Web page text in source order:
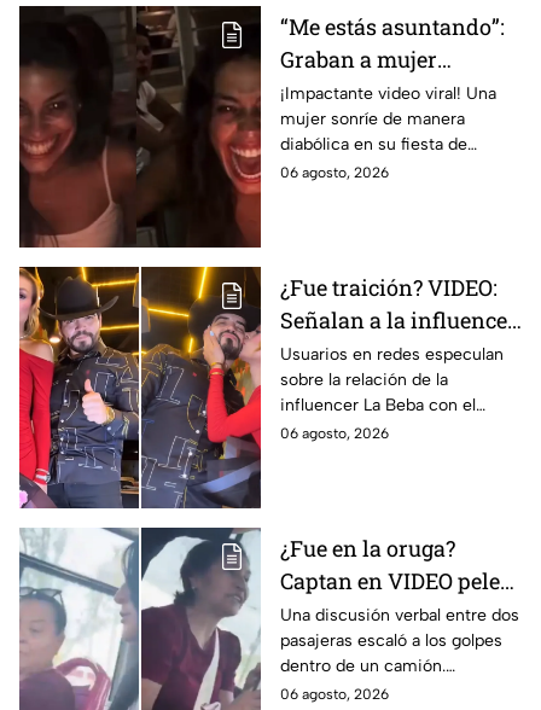
“Me estás asuntando”:
Graban a mujer
SONRIENDO de manera
DIABÓLICA durante su
fiesta de cumpleaños:
VIDEO VIRAL
¡Impactante video viral! Una
mujer sonríe de manera
diabólica en su fiesta de
cumpleaños. ¿Realidad o
06 agosto, 2026
¿Fue traición? VIDEO:
Señalan a la influencer
“La Beba” en redes tras
el as3sinato de César
Gastélum; esto se sabe
Usuarios en redes especulan
sobre la relación de la
influencer La Beba con el
homicidio de César Gastélum.
06 agosto, 2026
¿Fue en la oruga?
Captan en VIDEO pelea
entre dos mujeres
dentro de una unidad
de transporte público
Una discusión verbal entre dos
pasajeras escaló a los golpes
dentro de un camión.
Pasajeros tuvieron que
06 agosto, 2026